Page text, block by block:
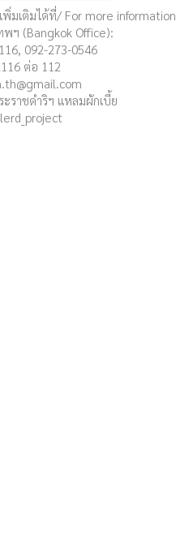
มเติมได้ที่/ For more information
พฯ (Bangkok Office):
092-273-0546
ต่อ 112
ะราชดำริฯ แหลมผักเบี้ย